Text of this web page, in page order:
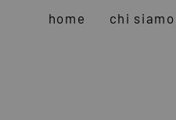
home chi siamo